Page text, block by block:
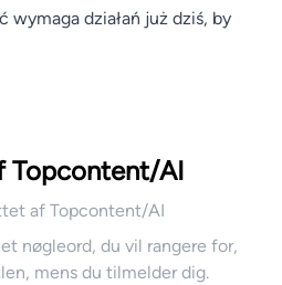
wymaga działań już dziś, by
Topcontent/AI
af Topcontent/AI
nøgleord, du vil rangere for,
mens du tilmelder dig.